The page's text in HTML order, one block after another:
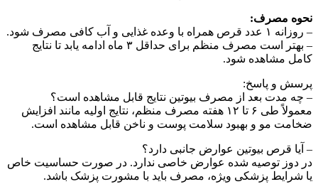
نحوه مصرف:
– روزانه ۱ عدد قرص همراه با وعده غذایی و آب کافی مصرف شود.
– بهتر است مصرف منظم برای حداقل ۳ ماه ادامه یابد تا نتایج
کامل مشاهده شود.
پرسش و پاسخ:
– چه مدت بعد از مصرف بیوتین نتایج قابل مشاهده است؟
معمولاً طی ۶ تا ۱۲ هفته مصرف منظم، نتایج اولیه مانند افزایش
ضخامت مو و بهبود سلامت پوست و ناخن قابل مشاهده است.
– آیا قرص بیوتین عوارض جانبی دارد؟
در دوز توصیه شده عوارض خاصی ندارد. در صورت حساسیت خاص
یا شرایط پزشکی ویژه، مصرف باید با مشورت پزشک باشد.